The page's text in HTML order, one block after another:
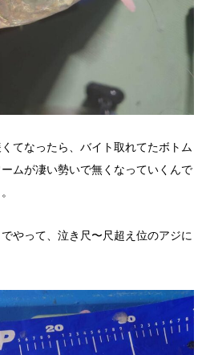
てなったら、バイト取れてたボトム
ムが凄い勢いで無くなっていくんで
やって、泣き尺〜尺超え位のアジに